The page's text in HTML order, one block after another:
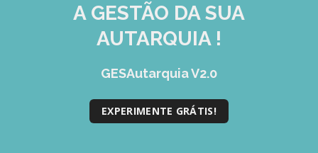
A GESTÃO DA SUA
AUTARQUIA !
GESAutarquia V2.0
EXPERIMENTE GRÁTIS!